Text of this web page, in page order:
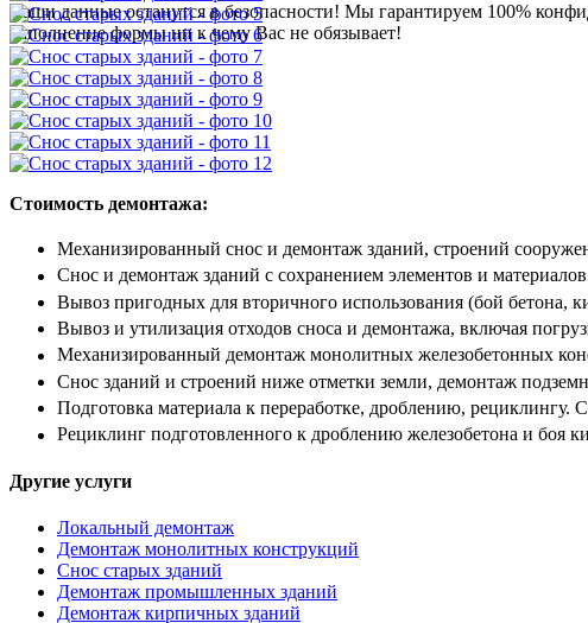
Ваши данные останутся в безопасности! Мы гарантируем 100%
Заполнение формы ни к чему Вас не обязывает!
Стоимость демонтажа:
Механизированный снос и демонтаж зданий, строений
Снос и демонтаж зданий с сохранением элементов и
Вывоз пригодных для вторичного использования (бой бетона,
Вывоз и утилизация отходов сноса и демонтажа, включая
Механизированный демонтаж монолитных железобетонных
Снос зданий и строений ниже отметки земли, демонтаж
Подготовка материала к переработке, дроблению,
Рециклинг подготовленного к дроблению железобетона и боя
Другие услуги
Локальный демонтаж
Демонтаж монолитных конструкций
Снос старых зданий
Демонтаж промышленных зданий
Демонтаж кирпичных зданий